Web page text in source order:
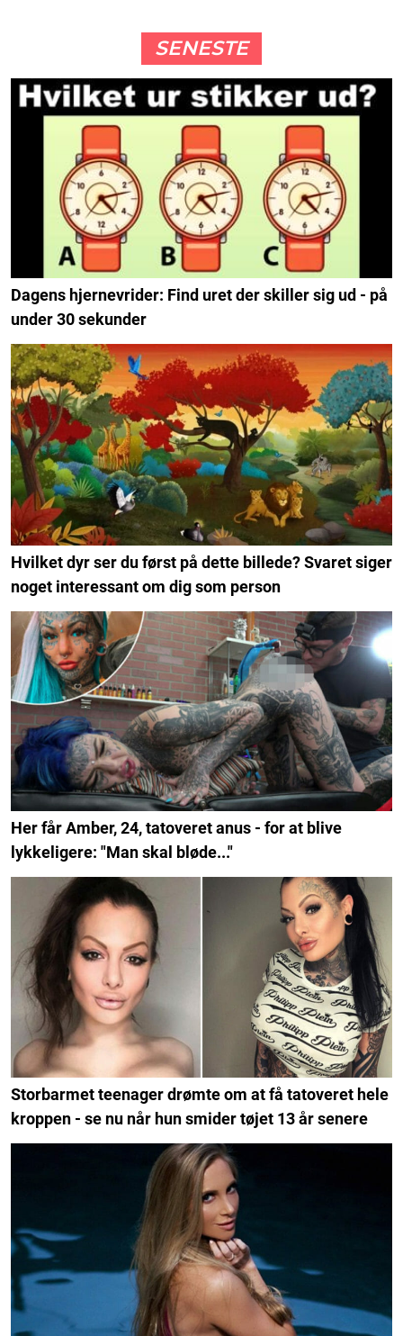
SENESTE
Dagens hjernevrider: Find uret der skiller sig ud - på
under 30 sekunder
Hvilket dyr ser du først på dette billede? Svaret siger
noget interessant om dig som person
Her får Amber, 24, tatoveret anus - for at blive
lykkeligere: "Man skal bløde..."
Storbarmet teenager drømte om at få tatoveret hele
kroppen - se nu når hun smider tøjet 13 år senere